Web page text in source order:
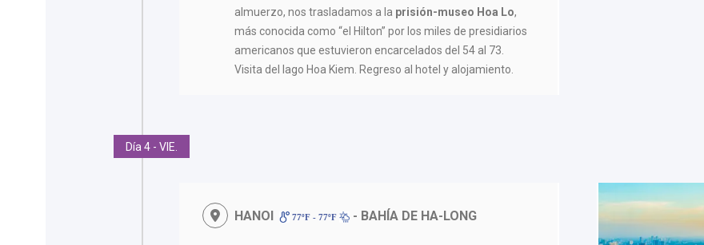
almuerzo, nos trasladamos a la prisión-museo Hoa Lo,
más conocida como “el Hilton” por los miles de presidiarios
americanos que estuvieron encarcelados del 54 al 73.
Visita del lago Hoa Kiem. Regreso al hotel y alojamiento.
Día 4 - VIE.
HANOI 77ºF - 77ºF - BAHÍA DE HA-LONG